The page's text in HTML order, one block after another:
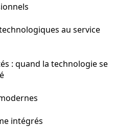
au service
: quand la technologie se
intégrés